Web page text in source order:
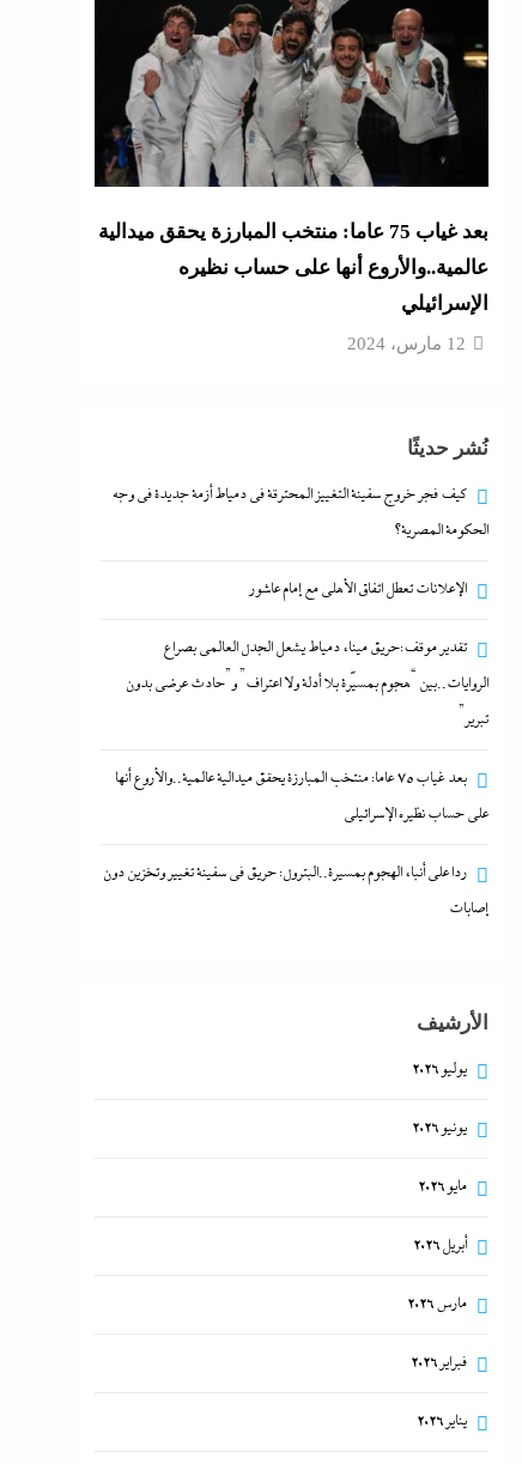
بعد غياب 75 عاما: منتخب المبارزة يحقق ميدالية
عالمية..والأروع أنها على حساب نظيره
الإسرائيلي
12 مارس، 2024
نُشر حديثًا
كيف فجر خروج سفينة التغييز المحترقة في دمياط أزمة جديدة في وجه
الحكومة المصرية؟
الإعلانات تعطل اتفاق الأهلى مع إمام عاشور
تقدير موقف:حريق ميناء دمياط يشعل الجدل العالمي بصراع
الروايات..بين “هجوم بمسيّرة بلا أدلة ولا اعتراف” و”حادث عرضي بدون
تبرير”
بعد غياب 75 عاما: منتخب المبارزة يحقق ميدالية عالمية..والأروع أنها
على حساب نظيره الإسرائيلي
ردا على أنباء الهجوم بمسيرة..البترول: حريق في سفينة تغيير وتخزين دون
إصابات
الأرشيف
يوليو 2026
يونيو 2026
مايو 2026
أبريل 2026
مارس 2026
فبراير 2026
يناير 2026